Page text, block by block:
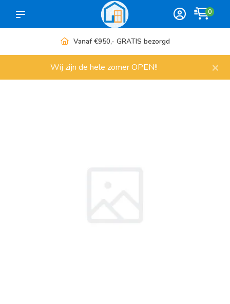
0
Vanaf €950,- GRATIS bezorgd
Wij zijn de hele zomer OPEN!! ×